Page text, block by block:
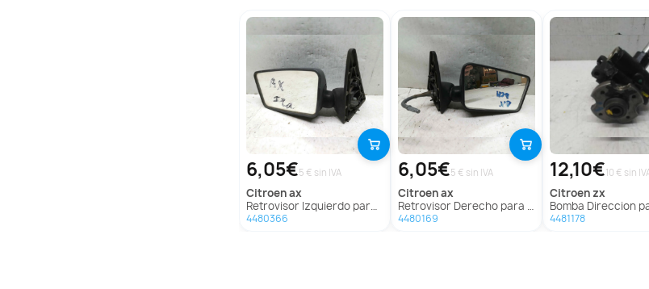
6,05€5 € sin IVA
citroenax
Retrovisor Izquierdo para Citroën Ax
4480366
6,05€5 € sin IVA
citroenax
Retrovisor Derecho para Citroën Ax
4480169
12,10€10 € sin
citroen zx
Bomba Direccion para
4481178